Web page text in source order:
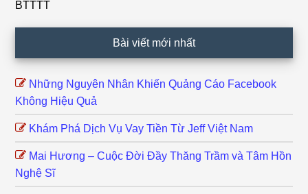
BTTTT
Bài viết mới nhất
Những Nguyên Nhân Khiến Quảng Cáo Facebook
Không Hiệu Quả
Khám Phá Dịch Vụ Vay Tiền Từ Jeff Việt Nam
Mai Hương – Cuộc Đời Đầy Thăng Trầm và Tâm Hồn
Nghệ Sĩ